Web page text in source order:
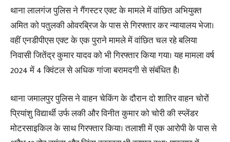
थाना लालगंज पुलिस ने गैंगस्टर एक्ट के मामले में वांछित अभियुक्त
अमित को पतुलकी ओवरब्रिज के पास से गिरफ्तार कर न्यायालय भेजा।
वहीं एनडीपीएस एक्ट के एक पुराने मामले में वांछित चल रहे बलिया
निवासी जितेंद्र कुमार यादव को भी गिरफ्तार किया गया। यह मामला वर्ष
2024 में 4 क्विंटल से अधिक गांजा बरामदगी से संबंधित है।
थाना जमालपुर पुलिस ने वाहन चेकिंग के दौरान दो शातिर वाहन चोरों
प्रियांशु विद्यार्थी उर्फ लकी और विनीत कुमार को चोरी की स्प्लेंडर
मोटरसाइकिल के साथ गिरफ्तार किया। तलाशी में एक आरोपी के पास से